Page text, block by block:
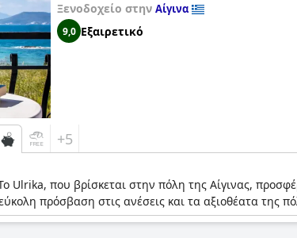
Ξενοδοχείο στην Αίγινα
9,0 Εξαιρετικό
+5
Ulrika, που βρίσκεται στην πόλη της Αίγινας,
πρόσβαση στις ανέσεις και τα αξιοθέατα της